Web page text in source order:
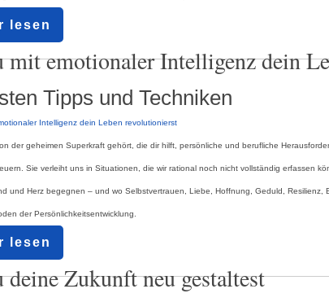
lesen
mit emotionaler Intelligenz dein
Tipps und Techniken
der geheimen Superkraft gehört, die dir hilft, persönliche und berufliche
Sie verleiht uns in Situationen, die wir rational noch nicht vollständig erfassen
und Herz begegnen – und wo Selbstvertrauen, Liebe, Hoffnung, Geduld,
der Persönlichkeitsentwicklung.
lesen
deine Zukunft neu gestaltest